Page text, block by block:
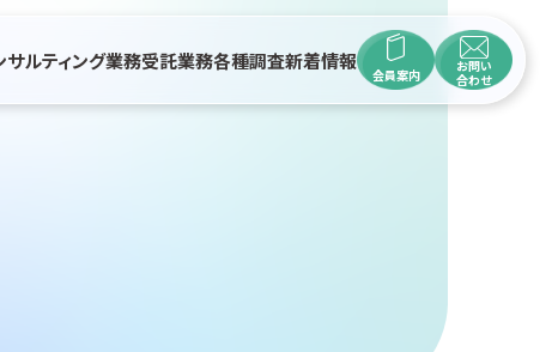
ルティング業務受託業務各種調査新着情報
会員案内
お問い
合わせ